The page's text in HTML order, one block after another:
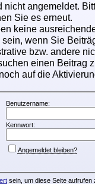
nicht angemeldet.
Sie es erneut.
keine
wenn Sie
bzw. andere
einen Beitrag
auf die
Benutzername:
Kennwort:
Angemeldet bleiben?
sein, um diese Seite aufrufen